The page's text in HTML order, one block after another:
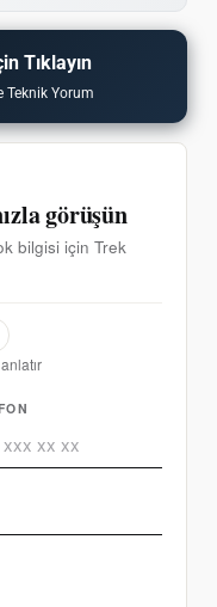
Tıklayın
Teknik Yorum
görüşün
bilgisi için Trek